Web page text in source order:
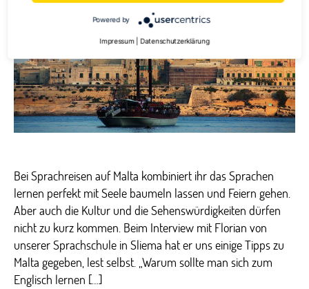
von
Bei Sprachreisen auf Malta kombiniert ihr das Sprachen
lernen perfekt mit Seele baumeln lassen und Feiern gehen.
Aber auch die Kultur und die Sehenswürdigkeiten dürfen
nicht zu kurz kommen. Beim Interview mit Florian von
unserer Sprachschule in Sliema hat er uns einige Tipps zu
Malta gegeben, lest selbst. „Warum sollte man sich zum
Englisch lernen […]
Powered by
Impressum Datenschutzerklärung